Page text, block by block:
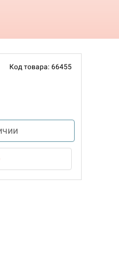
Код товара: 66455